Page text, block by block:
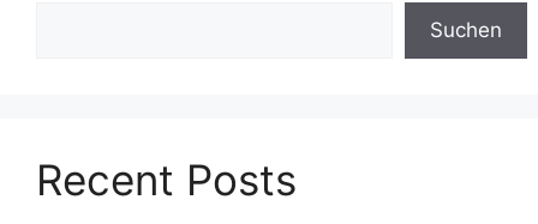
Suchen
Recent Posts